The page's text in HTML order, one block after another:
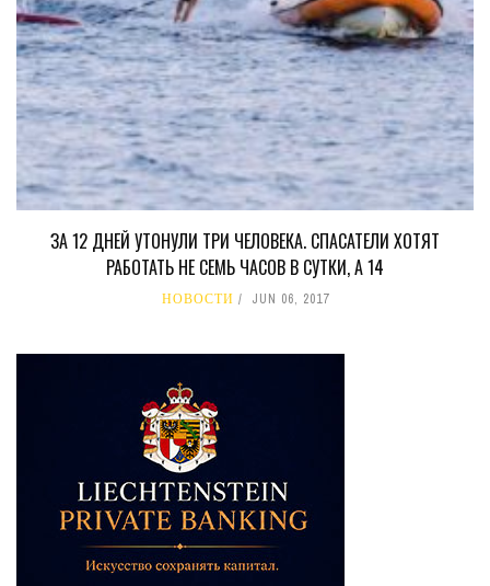
ЗА 12 ДНЕЙ УТОНУЛИ ТРИ ЧЕЛОВЕКА. СПАСАТЕЛИ ХОТЯТ
РАБОТАТЬ НЕ СЕМЬ ЧАСОВ В СУТКИ, А 14
НОВОСТИ JUN 06, 2017